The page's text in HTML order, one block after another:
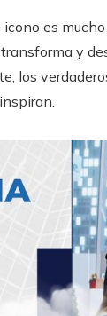
es
y
los